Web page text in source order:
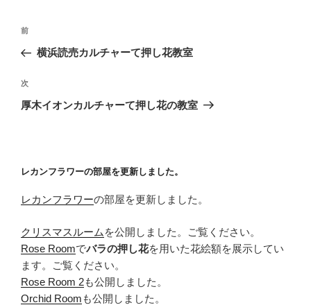
投
ナ
ビ
ゲ
ン
前
の
稿
前
横浜読売カルチャーて押し花教室
次
の
次
厚木イオンカルチャーて押し花の教室
レカンフラワーの部屋を更新しました。
レカンフラワーの部屋を更新しました。
クリスマスルーム を公開しました。ご覧ください。
Rose Roomでバラの押し花を用いた花絵額を展示してい
ます。ご覧ください。
Rose Room 2も公開しました。
Orchid Room も公開しました。